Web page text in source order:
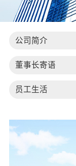
公司简介
董事长寄语
员工生活